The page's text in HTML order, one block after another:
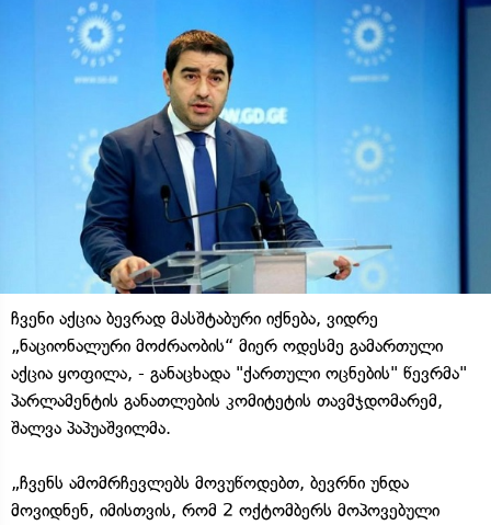
ჩვენი აქცია ბევრად მასშტაბური იქნება, ვიდრე
„ნაციონალური მოძრაობის“ მიერ ოდესმე გამართული
აქცია ყოფილა, - განაცხადა "ქართული ოცნების" წევრმა"
პარლამენტის განათლების კომიტეტის თავმჯდომარემ,
შალვა პაპუაშვილმა.
„ჩვენს ამომრჩევლებს მოვუწოდებთ, ბევრნი უნდა
მოვიდნენ, იმისთვის, რომ 2 ოქტომბერს მოპოვებული